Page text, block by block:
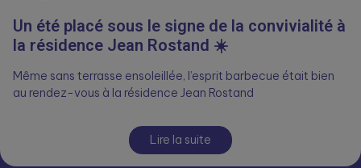
Un été placé sous le signe de la convivialité à
la résidence Jean Rostand ☀️
Même sans terrasse ensoleillée, l’esprit barbecue était bien
au rendez-vous à la résidence Jean Rostand
Lire la suite